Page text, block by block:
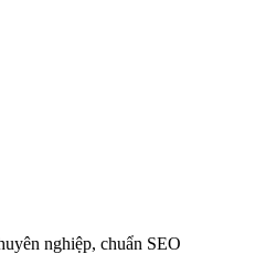
nghiệp, chuẩn SEO